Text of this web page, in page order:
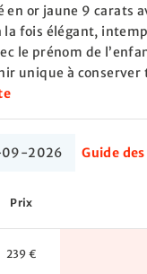
or jaune 9 carats
la fois élégant,
le prénom de
unique à conserver
09-2026 Guide
Prix
239 €